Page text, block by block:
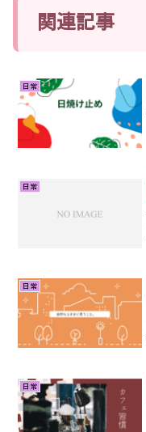
m
関連記事
日常
日常
日常
日常